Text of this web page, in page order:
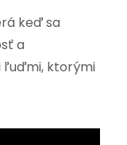
keď sa
a
ľuďmi, ktorými